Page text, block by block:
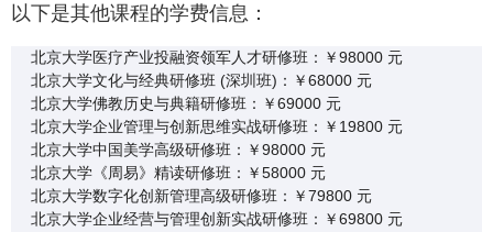
以下是其他课程的学费信息：
北京大学医疗产业投融资领军人才研修班：￥98000 元
北京大学文化与经典研修班 (深圳班)：￥68000 元
北京大学佛教历史与典籍研修班：￥69000 元
北京大学企业管理与创新思维实战研修班：￥19800 元
北京大学中国美学高级研修班：￥98000 元
北京大学《周易》精读研修班：￥58000 元
北京大学数字化创新管理高级研修班：￥79800 元
北京大学企业经营与管理创新实战研修班：￥69800 元